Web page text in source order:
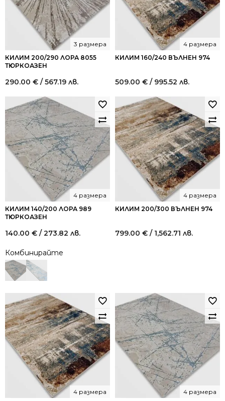
КИЛИМ 200/290 ЛОРА 8055
ТЮРКОАЗЕН
3 размера
290.00 € / 567.19 лв.
КИЛИМ 160/240 ВЪЛНЕН 974
4 размера
509.00 € / 995.52 лв.
КИЛИМ 140/200 ЛОРА 989
ТЮРКОАЗЕН
4 размера
140.00 € / 273.82 лв.
Комбинирайте
КИЛИМ 200/300 ВЪЛНЕН 974
4 размера
799.00 € / 1,562.71 лв.
4 размера 4 размера